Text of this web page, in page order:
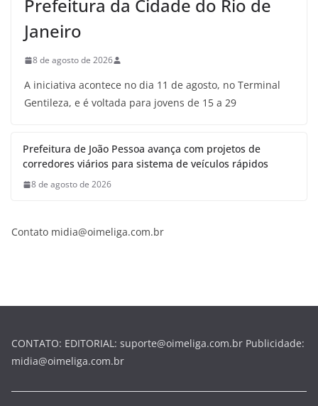
Prefeitura da Cidade do Rio de
Janeiro
8 de agosto de 2026
A iniciativa acontece no dia 11 de agosto, no Terminal
Gentileza, e é voltada para jovens de 15 a 29
Prefeitura de João Pessoa avança com projetos de
corredores viários para sistema de veículos rápidos
8 de agosto de 2026
Contato midia@oimeliga.com.br
CONTATO: EDITORIAL: suporte@oimeliga.com.br Publicidade:
midia@oimeliga.com.br